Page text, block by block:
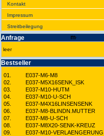
Kontakt
Impres­sum
Streit­bei­legung
Anfrage
leer
Best­seller
01.
E037-M6-M8
02.
E037-M5X16SENK_ISK
03.
E037-M10-HUTM
04.
E037-M10-U-SCH
05.
E037-M4X16LINSENSENK
06.
E037-M8-BLINDN.MUTTER
07.
E037-M8-U-SCH
08.
E037-M8X20-SENK-KREUZ
09.
E037-M10-VERLAENGERUNG